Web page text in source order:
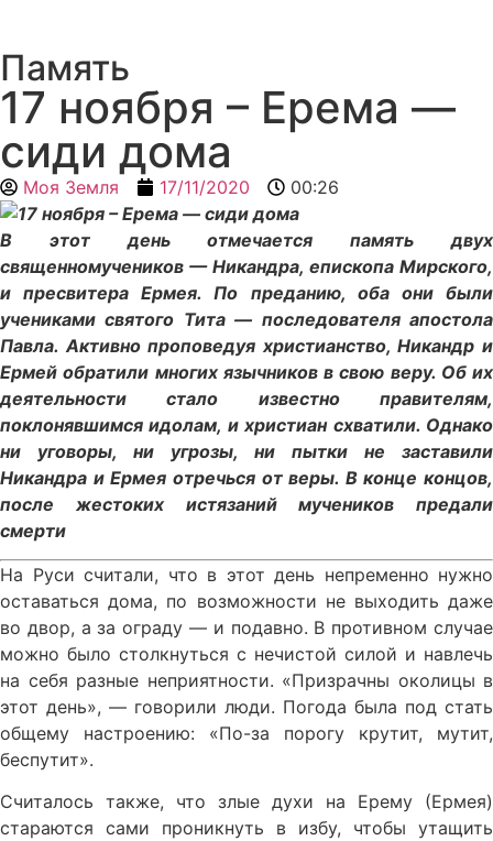
Память
17 ноября – Ерема —
сиди дома
Моя Земля 17/11/2020 00:26
В этот день отмечается память двух
священномучеников — Никандра, епископа Мирского,
и пресвитера Ермея. По преданию, оба они были
учениками святого Тита — последователя апостола
Павла. Активно проповедуя христианство, Никандр и
Ермей обратили многих язычников в свою веру. Об их
деятельности стало известно правителям,
поклонявшимся идолам, и христиан схватили. Однако
ни уговоры, ни угрозы, ни пытки не заставили
Никандра и Ермея отречься от веры. В конце концов,
после жестоких истязаний мучеников предали
смерти
На Руси считали, что в этот день непременно нужно
оставаться дома, по возможности не выходить даже
во двор, а за ограду — и подавно. В противном случае
можно было столкнуться с нечистой силой и навлечь
на себя разные неприятности. «Призрачны околицы в
этот день», — говорили люди. Погода была под стать
общему настроению: «По-за порогу крутит, мутит,
беспутит».
Считалось также, что злые духи на Ерему (Ермея)
стараются сами проникнуть в избу, чтобы утащить